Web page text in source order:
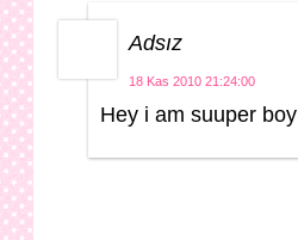
Adsız
18 Kas 2010 21:24:00
Hey i am suuper boy